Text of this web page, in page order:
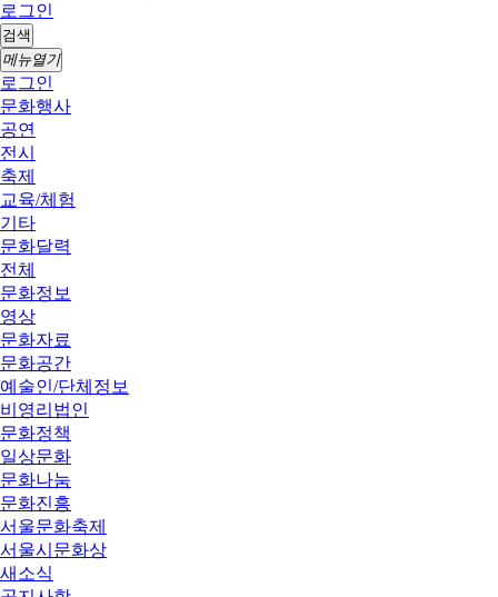
로그인
검색
메뉴열기
로그인
문화행사
공연
전시
축제
교육/체험
기타
문화달력
전체
문화정보
영상
문화자료
문화공간
예술인/단체정보
비영리법인
문화정책
일상문화
문화나눔
문화진흥
서울문화축제
서울시문화상
새소식